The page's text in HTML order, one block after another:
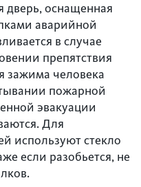
дверь, оснащенная
аварийной
в случае
препятствия
зажима человека
пожарной
эвакуации
Для
используют стекло
если разобьется, не